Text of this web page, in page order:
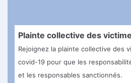
Plainte collective des
Rejoignez la plainte collective des
covid-19 pour que les
et les responsables sanctionnés.